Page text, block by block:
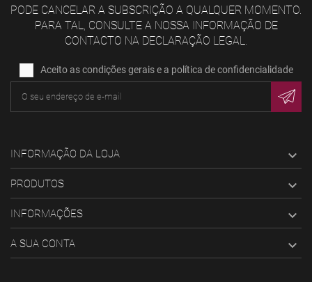
PODE CANCELAR A SUBSCRIÇÃO A QUALQUER MOMENTO.
PARA TAL, CONSULTE A NOSSA INFORMAÇÃO DE
CONTACTO NA DECLARAÇÃO LEGAL.
Aceito as condições gerais e a política de confidencialidade
INFORMAÇÃO DA LOJA 
PRODUTOS 
INFORMAÇÕES 
A SUA CONTA 